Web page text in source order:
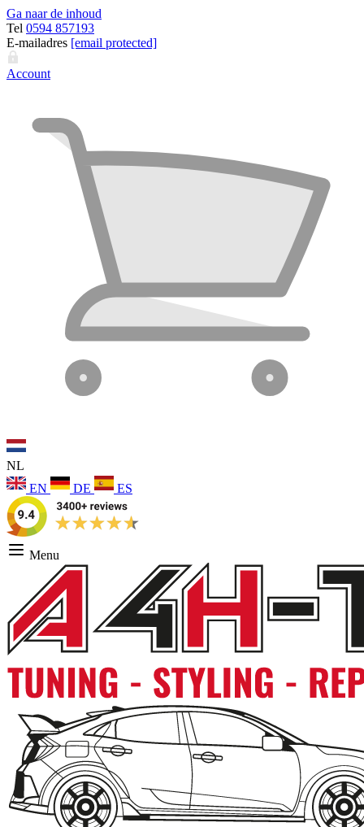
Ga naar de inhoud
Tel 0594 857193
E-mailadres [email protected]
Account
NL
EN
DE ES
Menu